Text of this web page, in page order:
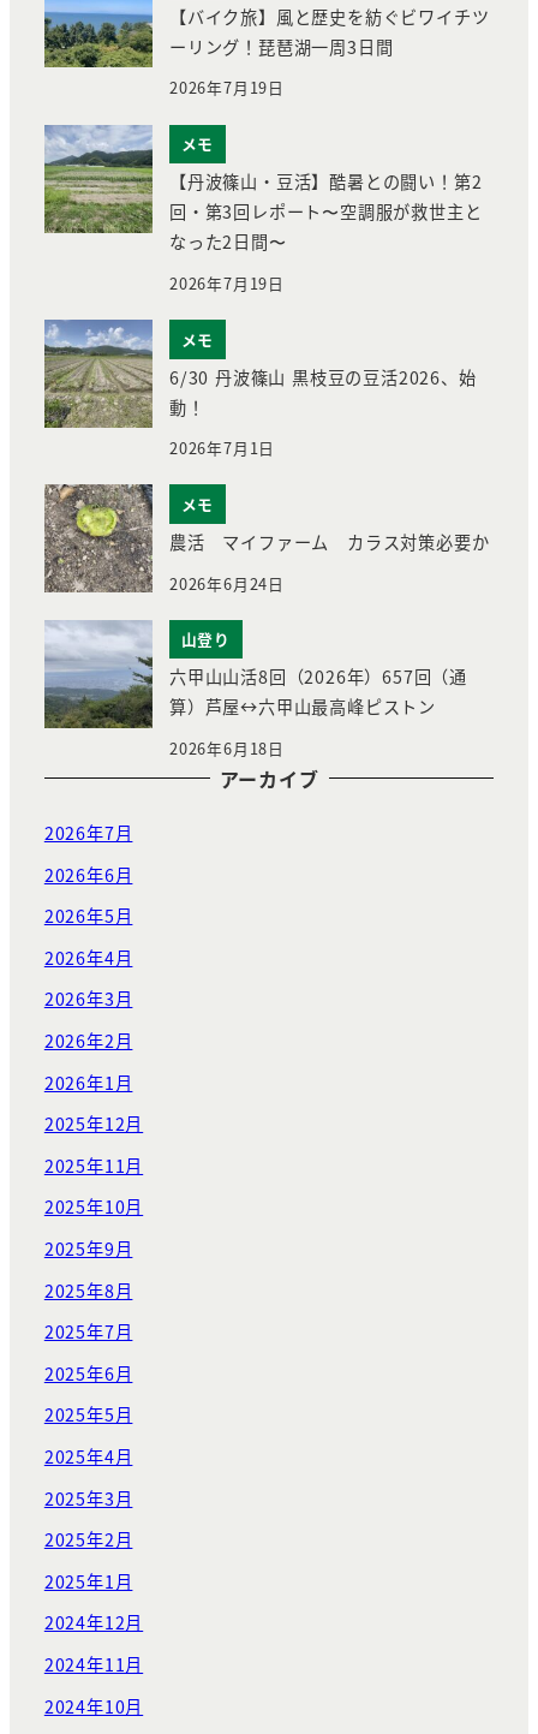
【バイク旅】風と歴史を紡ぐビワイチツ
ーリング！琵琶湖一周3日間
2026年7月19日
メモ
【丹波篠山・豆活】酷暑との闘い！第2
回・第3回レポート〜空調服が救世主と
なった2日間〜
2026年7月19日
メモ
6/30 丹波篠山 黒枝豆の豆活2026、始
動！
2026年7月1日
メモ
農活 マイファーム カラス対策必要か
2026年6月24日
山登り
六甲山山活8回（2026年）657回（通
算）芦屋↔︎六甲山最高峰ピストン
2026年6月18日
アーカイブ
2026年7月
2026年6月
2026年5月
2026年4月
2026年3月
2026年2月
2026年1月
2025年12月
2025年11月
2025年10月
2025年9月
2025年8月
2025年7月
2025年6月
2025年5月
2025年4月
2025年3月
2025年2月
2025年1月
2024年12月
2024年11月
2024年10月